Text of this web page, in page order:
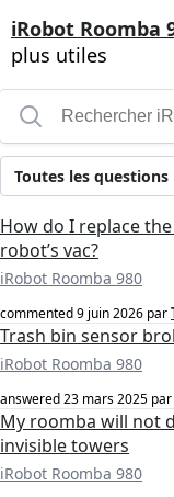
iRobot Roomba
plus utiles
Toutes les questions
How do I replace
robot’s vac?
iRobot Roomba 980
commented9 juin 2026 par
Trash bin sensor
iRobot Roomba 980
answered23 mars 2025 par
My roomba will not
invisible towers
iRobot Roomba 980